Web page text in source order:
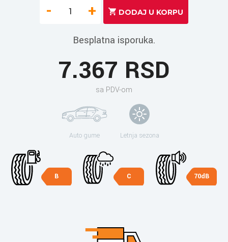
- +
Besplatna isporuka.
7.367 RSD
sa PDV-om
Auto gume Letnja sezona
B C 70dB